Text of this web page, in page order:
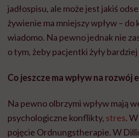
jadłospisu, ale może jest jakiś
żywienie ma mniejszy wpływ – do
wiadomo. Na pewno jednak nie
o tym, żeby pacjentki żyły
Co jeszcze ma wpływ na rozwój
Na pewno olbrzymi wpływ mają
psychologiczne konflikty, stres.
pojęcie Ordnungstherapie. W